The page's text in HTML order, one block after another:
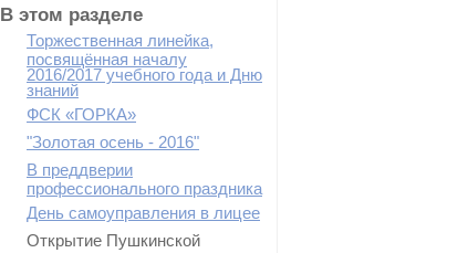
В этом разделе
Торжественная линейка,
посвящённая началу
2016/2017 учебного года и Дню
знаний
ФСК «ГОРКА»
"Золотая осень - 2016"
В преддверии
профессионального праздника
День самоуправления в лицее
Открытие Пушкинской